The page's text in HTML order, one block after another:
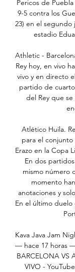
Pericos de
9-5 contra los
23) en el segundo
estadio
Athletic -
Rey hoy, en vivo
vivo y en directo
partido de
del Rey que
Atlético Huila.
para el
Erazo en la Copa
En dos
mismo número
momento
anotaciones y
En el último duelo
Kava Java Jam
— hace 17 horas
BARCELONA VS
VIVO -